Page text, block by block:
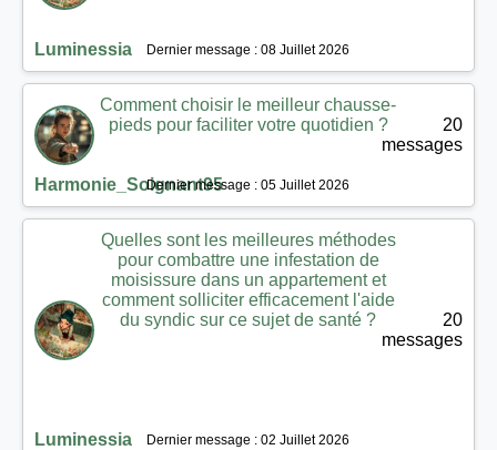
Luminessia Dernier message : 08 Juillet 2026
Comment choisir le meilleur chausse-
pieds pour faciliter votre quotidien ?
Harmonie_Soignant95
20
messages
Dernier message : 05 Juillet 2026
Quelles sont les meilleures méthodes
pour combattre une infestation de
moisissure dans un appartement et
comment solliciter efficacement l'aide
du syndic sur ce sujet de santé ?
Luminessia
20
messages
Dernier message : 02 Juillet 2026